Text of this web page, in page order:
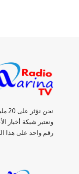
نحن
ونعتبر شبكة أخبار
رقم واحد على هذا